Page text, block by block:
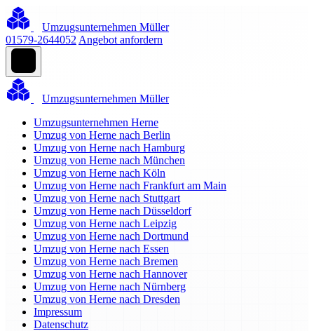
Umzugsunternehmen Müller
01579-2644052 Angebot anfordern
Umzugsunternehmen Müller
Umzugsunternehmen Herne
Umzug von Herne nach Berlin
Umzug von Herne nach Hamburg
Umzug von Herne nach München
Umzug von Herne nach Köln
Umzug von Herne nach Frankfurt am Main
Umzug von Herne nach Stuttgart
Umzug von Herne nach Düsseldorf
Umzug von Herne nach Leipzig
Umzug von Herne nach Dortmund
Umzug von Herne nach Essen
Umzug von Herne nach Bremen
Umzug von Herne nach Hannover
Umzug von Herne nach Nürnberg
Umzug von Herne nach Dresden
Impressum
Datenschutz